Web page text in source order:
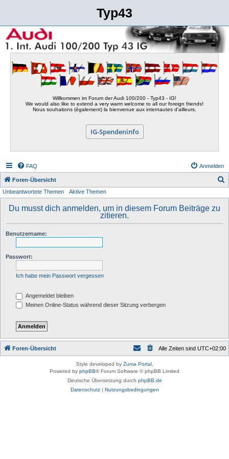
Typ43
Willkommen im Forum der Audi 100/200 - Typ43 - IG!
We would also like to extend a very warm welcome to all our foreign friends!
Nous souhaitons (également) la bienvenue aux internautes d'ailleurs.
IG-Spendeninfo
FAQ Anmelden
Foren-Übersicht
Unbeantwortete Themen Aktive Themen
Du musst dich anmelden, um in diesem Forum Beiträge zu
zitieren.
Benutzername:
Passwort:
Ich habe mein Passwort vergessen
Angemeldet bleiben
Meinen Online-Status während dieser Sitzung verbergen
Foren-Übersicht Alle Zeiten sind UTC+02:00
Style developed by Zuma Portal,
Powered by phpBB® Forum Software © phpBB Limited
Deutsche Übersetzung durch phpBB.de
Datenschutz| Nutzungsbedingungen